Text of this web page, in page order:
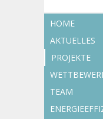
HOME
AKTUELLES
PROJEKTE
TEAM